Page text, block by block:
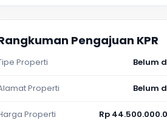
Pengajuan KPR
Properti Belum
Properti Belum
Properti Rp